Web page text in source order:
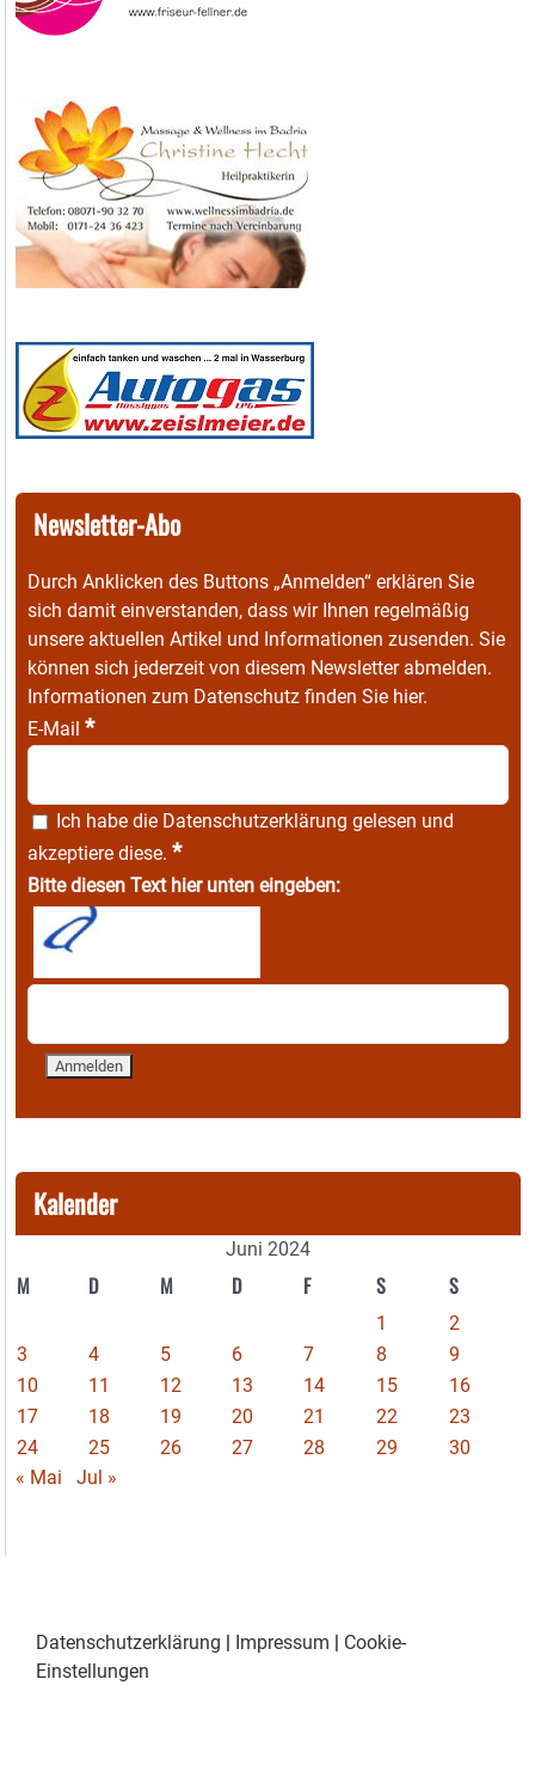
Newsletter-Abo
Durch Anklicken des Buttons „Anmelden“ erklären Sie
sich damit einverstanden, dass wir Ihnen regelmäßig
unsere aktuellen Artikel und Informationen zusenden. Sie
können sich jederzeit von diesem Newsletter abmelden.
Informationen zum Datenschutz finden Sie hier.
E-Mail *
Ich habe die Datenschutzerklärung gelesen und
akzeptiere diese. *
Bitte diesen Text hier unten eingeben:
Kalender
Juni 2024
M D M D F S S
1
2
3
4 5 6 7 8
9
10
11 12 13 14 15
16
17
18 19 20 21 22
23
24
25 26 27 28 29
30
« Mai
Jul »
Datenschutzerklärung Impressum
Cookie-
Einstellungen